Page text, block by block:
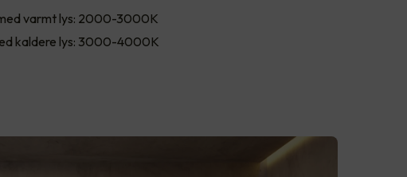
varmt lys: 2000-3000K
kaldere lys: 3000-4000K